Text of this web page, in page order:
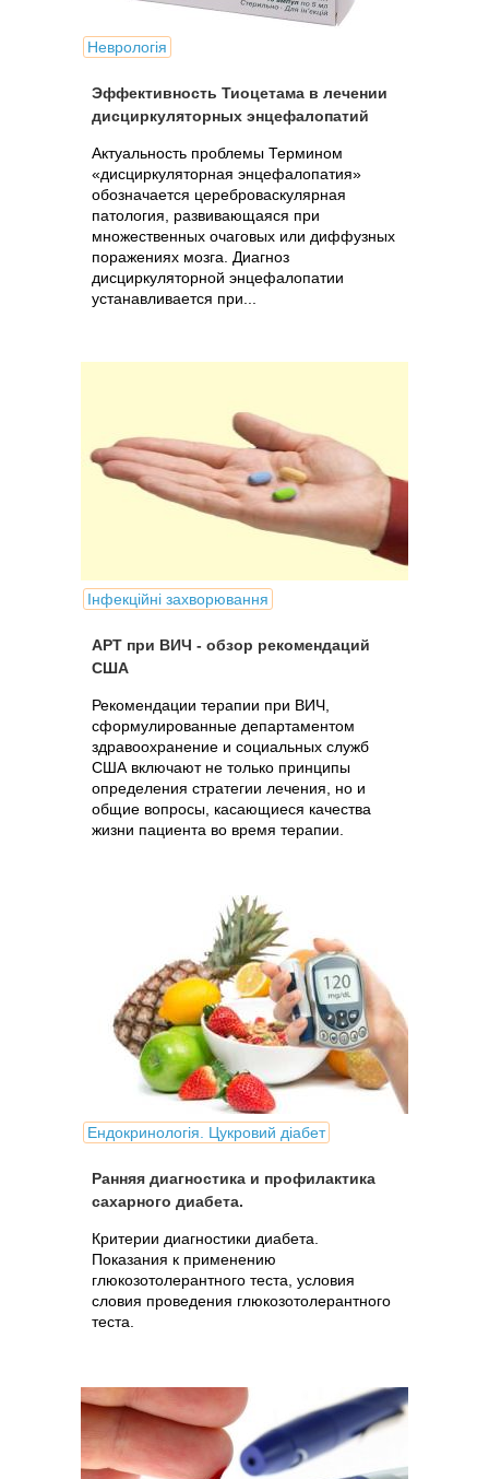
Неврологія
Эффективность Тиоцетама в лечении
дисциркуляторных энцефалопатий
Актуальность проблемы Термином
«дисциркуляторная энцефалопатия»
обозначается цереброваскулярная
патология, развивающаяся при
множественных очаговых или диффузных
поражениях мозга. Диагноз
дисциркуляторной энцефалопатии
устанавливается при...
Інфекційні захворювання
АРТ при ВИЧ - обзор рекомендаций
США
Рекомендации терапии при ВИЧ,
сформулированные департаментом
здравоохранение и социальных служб
США включают не только принципы
определения стратегии лечения, но и
общие вопросы, касающиеся качества
жизни пациента во время терапии.
Ендокринологія. Цукровий діабет
Ранняя диагностика и профилактика
сахарного диабета.
Критерии диагностики диабета.
Показания к применению
глюкозотолерантного теста, условия
словия проведения глюкозотолерантного
теста.